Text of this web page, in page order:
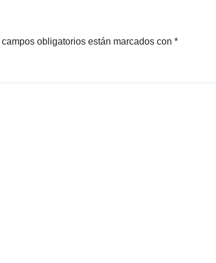
CARLOS
campos obligatorios están marcados con *